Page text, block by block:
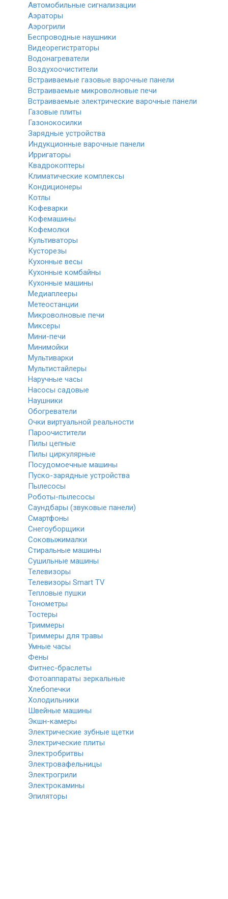
Автомобильные сигнализации
Аэраторы
Аэрогрили
Беспроводные наушники
Видеорегистраторы
Водонагреватели
Воздухоочистители
Встраиваемые газовые варочные панели
Встраиваемые микроволновые печи
Встраиваемые электрические варочные панели
Газовые плиты
Газонокосилки
Зарядные устройства
Индукционные варочные панели
Ирригаторы
Квадрокоптеры
Климатические комплексы
Кондиционеры
Котлы
Кофеварки
Кофемашины
Кофемолки
Культиваторы
Кусторезы
Кухонные весы
Кухонные комбайны
Кухонные машины
Медиаплееры
Метеостанции
Микроволновые печи
Миксеры
Мини-печи
Минимойки
Мультиварки
Мультистайлеры
Наручные часы
Насосы садовые
Наушники
Обогреватели
Очки виртуальной реальности
Пароочистители
Пилы цепные
Пилы циркулярные
Посудомоечные машины
Пуско-зарядные устройства
Пылесосы
Роботы-пылесосы
Саундбары (звуковые панели)
Смартфоны
Снегоуборщики
Соковыжималки
Стиральные машины
Сушильные машины
Телевизоры
Телевизоры Smart TV
Тепловые пушки
Тонометры
Тостеры
Триммеры
Триммеры для травы
Умные часы
Фены
Фитнес-браслеты
Фотоаппараты зеркальные
Хлебопечки
Холодильники
Швейные машины
Экшн-камеры
Электрические зубные щетки
Электрические плиты
Электробритвы
Электровафельницы
Электрогрили
Электрокамины
Эпиляторы